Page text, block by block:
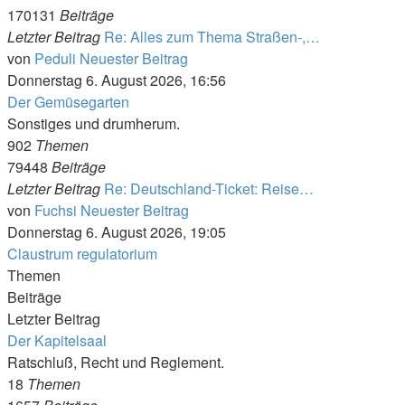
170131 Beiträge
Letzter Beitrag Re: Alles zum Thema Straßen-,…
von Peduli Neuester Beitrag
Donnerstag 6. August 2026, 16:56
Der Gemüsegarten
Sonstiges und drumherum.
902 Themen
79448 Beiträge
Letzter Beitrag Re: Deutschland-Ticket: Reise…
von Fuchsi Neuester Beitrag
Donnerstag 6. August 2026, 19:05
Claustrum regulatorium
Themen
Beiträge
Letzter Beitrag
Der Kapitelsaal
Ratschluß, Recht und Reglement.
18 Themen